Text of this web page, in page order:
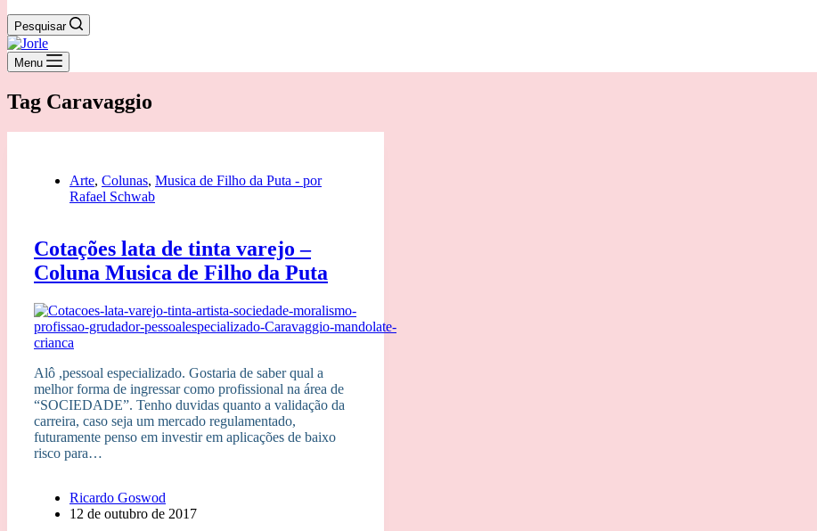
Pesquisar
Menu
Tag Caravaggio
Arte, Colunas, Musica de Filho da Puta - por
Rafael Schwab
Cotações lata de tinta varejo –
Coluna Musica de Filho da Puta
Alô ,pessoal especializado. Gostaria de saber qual a
melhor forma de ingressar como profissional na área de
“SOCIEDADE”. Tenho duvidas quanto a validação da
carreira, caso seja um mercado regulamentado,
futuramente penso em investir em aplicações de baixo
risco para…
Ricardo Goswod
12 de outubro de 2017